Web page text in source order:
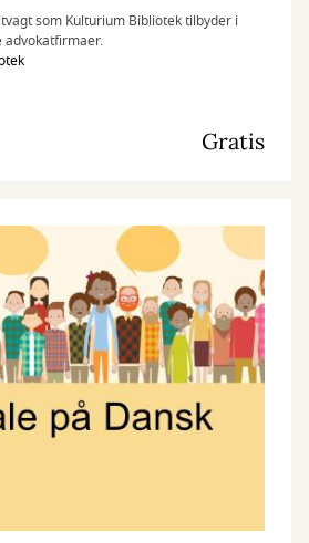
som Kulturium Bibliotek tilbyder i
advokatfirmaer.
Gratis